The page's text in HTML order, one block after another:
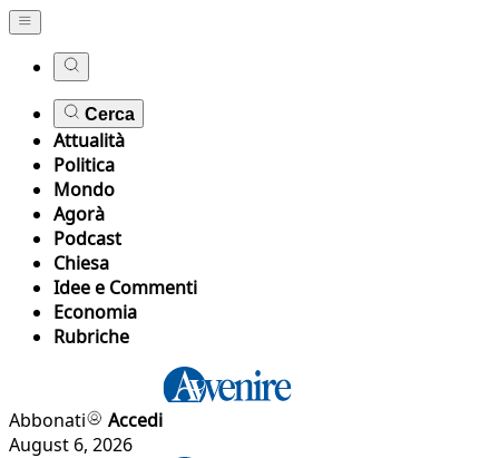
Cerca
Attualità
Politica
Mondo
Agorà
Podcast
Chiesa
Idee e Commenti
Economia
Rubriche
Abbonati
Accedi
August 6, 2026